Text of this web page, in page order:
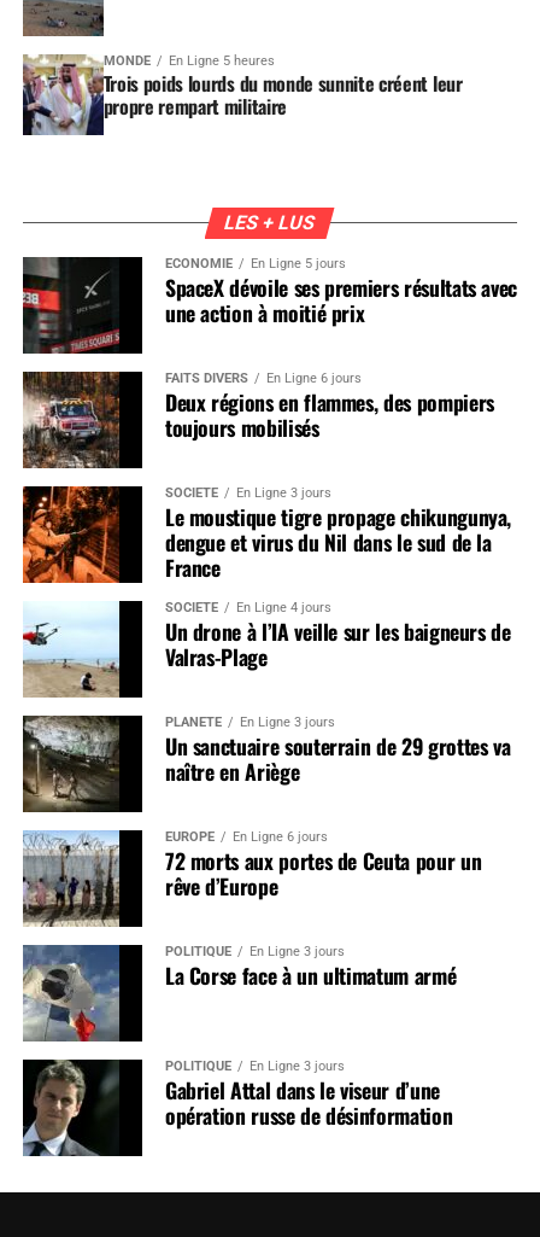
MONDE En Ligne 5 heures
Trois poids lourds du monde sunnite créent leur
propre rempart militaire
LES + LUS
ÉCONOMIE En Ligne 5 jours
SpaceX dévoile ses premiers résultats avec
une action à moitié prix
FAITS DIVERS En Ligne 6 jours
Deux régions en flammes, des pompiers
toujours mobilisés
SOCIÉTÉ En Ligne 3 jours
Le moustique tigre propage chikungunya,
dengue et virus du Nil dans le sud de la
France
SOCIÉTÉ En Ligne 4 jours
Un drone à l’IA veille sur les baigneurs de
Valras-Plage
PLANÈTE En Ligne 3 jours
Un sanctuaire souterrain de 29 grottes va
naître en Ariège
EUROPE En Ligne 6 jours
72 morts aux portes de Ceuta pour un
rêve d’Europe
POLITIQUE En Ligne 3 jours
La Corse face à un ultimatum armé
POLITIQUE En Ligne 3 jours
Gabriel Attal dans le viseur d’une
opération russe de désinformation